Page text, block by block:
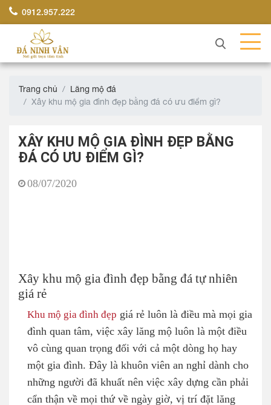
0912.957.222
Trang chủ
Lăng mộ đá
Xây khu mộ gia đình đẹp bằng đá có ưu điểm gì?
XÂY KHU MỘ GIA ĐÌNH ĐẸP BẰNG
ĐÁ CÓ ƯU ĐIỂM GÌ?
08/07/2020
Xây khu mộ gia đình đẹp bằng đá tự nhiên
giá rẻ
Khu mộ gia đình đẹp giá rẻ luôn là điều mà mọi gia
đình quan tâm, việc xây lăng mộ luôn là một điều
vô cùng quan trọng đối với cả một dòng họ hay
một gia đình. Đây là khuôn viên an nghỉ dành cho
những người đã khuất nên việc xây dựng cần phải
cẩn thận về mọi thứ về ngày giờ, vị trí đặt lăng